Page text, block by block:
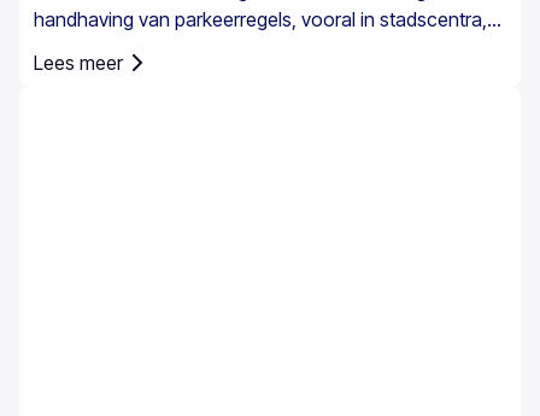
handhaving van parkeerregels, vooral in stadscentra,
havens, voetgangerszones en gereguleerde
parkeergebieden. De parkeerregels in Griekenland zijn
Lees meer